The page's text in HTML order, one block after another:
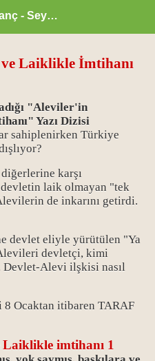
Alevilikte Inanç - Seyyid Hakkı
Laiklikle İmtihanı
"Aleviler'in
Yazı Dizisi
sahiplenirken Türkiye
karşı
laik olmayan "tek
de inkarını getirdi.
devlet eliyle yürütülen "Ya
devletçi, kimi
Devlet-Alevi ilşkisi nasıl
8 Ocaktan itibaren TARAF
imtihanı 1